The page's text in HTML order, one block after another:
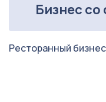
Бизнес со
Ресторанный бизнес